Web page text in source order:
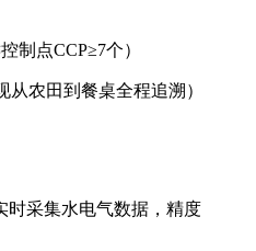
制点CCP≥7个）
农田到餐桌全程追溯）
时采集水电气数据，精度